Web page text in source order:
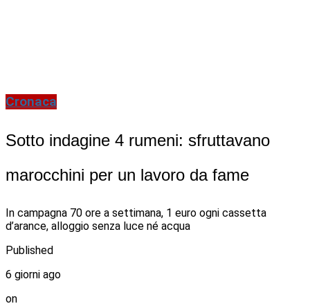
Cronaca
Sotto indagine 4 rumeni: sfruttavano
marocchini per un lavoro da fame
In campagna 70 ore a settimana, 1 euro ogni cassetta
d’arance, alloggio senza luce né acqua
Published
6 giorni ago
on